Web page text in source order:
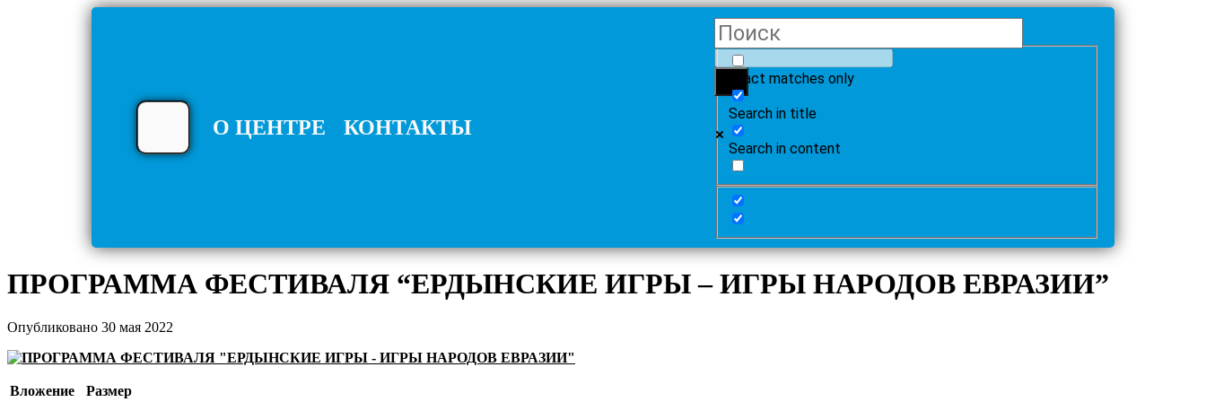
О ЦЕНТРЕ КОНТАКТЫ
Exact matches only
Search in title
Search in content
ПРОГРАММА ФЕСТИВАЛЯ “ЕРДЫНСКИЕ ИГРЫ – ИГРЫ НАРОДОВ ЕВРАЗИИ”
Опубликовано 30 мая 2022
Вложение
Размер